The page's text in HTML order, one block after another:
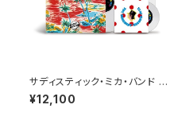
サディスティック・ミカ・バンド -
サディスティック・ミカ・バンド[1
00％ Pure LP](2LP重量盤+
¥12,100